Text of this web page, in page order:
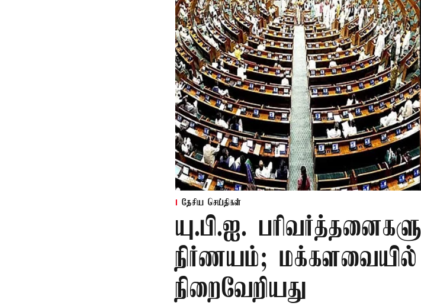
தேசிய செய்திகள்
யு.பி.ஐ.
நிர்ணயம்;
நிறைவேறியது